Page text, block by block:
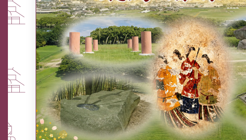
について
ふるさと納税なら、奈良